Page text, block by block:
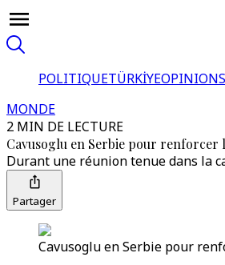
POLITIQUETÜRKİYEOPINIONS
MONDE
2 MIN DE LECTURE
Cavusoglu en Serbie pour renforcer
Durant une réunion tenue dans la
Partager
Cavusoglu en Serbie pour